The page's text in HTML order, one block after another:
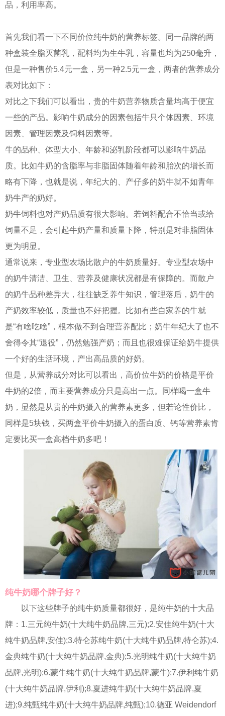
品，利用率高。
首先我们看一下不同价位纯牛奶的营养标签。同一品牌的两
种盒装全脂灭菌乳，配料均为生牛乳，容量也均为250毫升，
但是一种售价5.4元一盒，另一种2.5元一盒，两者的营养成分
表对比如下：
对比之下我们可以看出，贵的牛奶营养物质含量均高于便宜
一些的产品。影响牛奶成分的因素包括牛只个体因素、环境
因素、管理因素及饲料因素等。
牛的品种、体型大小、年龄和泌乳阶段都可以影响牛奶品
质。比如牛奶的含脂率与非脂固体随着年龄和胎次的增长而
略有下降，也就是说，年纪大的、产仔多的奶牛就不如青年
奶牛产的奶好。
奶牛饲料也对产奶品质有很大影响。若饲料配合不恰当或给
饲量不足，会引起牛奶产量和质量下降，特别是对非脂固体
更为明显。
通常说来，专业型农场比散户的牛奶质量好。专业型农场中
的奶牛清洁、卫生、营养及健康状况都是有保障的。而散户
的奶牛品种差异大，往往缺乏养牛知识，管理落后，奶牛的
产奶效率较低，质量也不好把握。比如有些自家养的牛就
是“有啥吃啥”，根本做不到合理营养配比；奶牛年纪大了也不
舍得令其“退役”，仍然勉强产奶；而且也很难保证给奶牛提供
一个好的生活环境，产出高品质的好奶。
但是，从营养成分对比可以看出，高价位牛奶的价格是平价
牛奶的2倍，而主要营养成分只是高出一点。同样喝一盒牛
奶，显然是从贵的牛奶摄入的营养素更多，但若论性价比，
同样是5块钱，买两盒平价牛奶摄入的蛋白质、钙等营养素肯
定要比买一盒高档牛奶多吧！
纯牛奶哪个牌子好？
以下这些牌子的纯牛奶质量都很好，是纯牛奶的十大品
牌：1.三元纯牛奶(十大纯牛奶品牌,三元);2.安佳纯牛奶(十大
纯牛奶品牌,安佳);3.特仑苏纯牛奶(十大纯牛奶品牌,特仑苏);4.
金典纯牛奶(十大纯牛奶品牌,金典);5.光明纯牛奶(十大纯牛奶
品牌,光明);6.蒙牛纯牛奶(十大纯牛奶品牌,蒙牛);7.伊利纯牛奶
(十大纯牛奶品牌,伊利);8.夏进纯牛奶(十大纯牛奶品牌,夏
进);9.纯甄纯牛奶(十大纯牛奶品牌,纯甄);10.德亚 Weidendorf